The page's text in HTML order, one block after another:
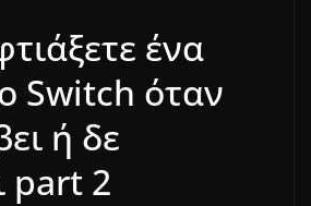
ένα
Switch όταν
ή δε
part 2